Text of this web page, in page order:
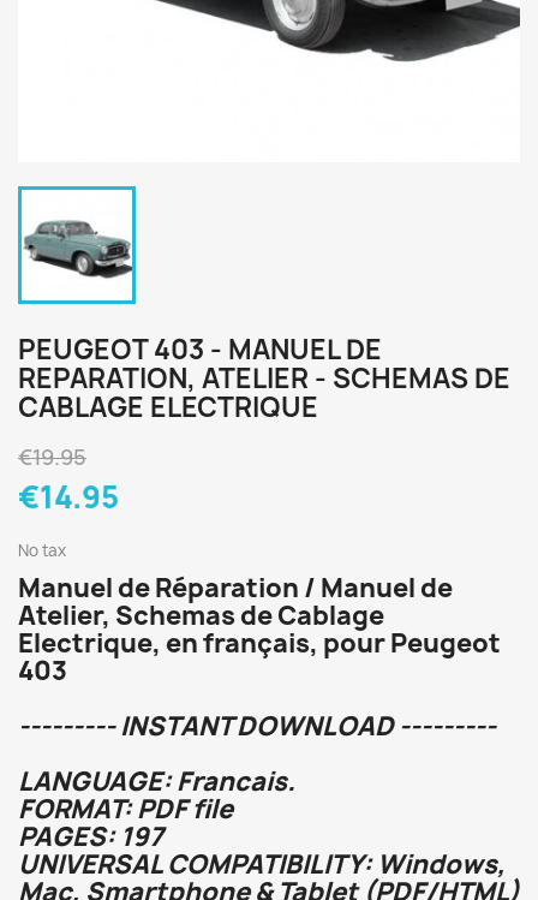
PEUGEOT 403 - MANUEL DE
REPARATION, ATELIER - SCHEMAS DE
CABLAGE ELECTRIQUE
€19.95
€14.95
No tax
Manuel de Réparation / Manuel de
Atelier, Schemas de Cablage
Electrique, en français, pour Peugeot
403
--------- INSTANT DOWNLOAD ---------
LANGUAGE: Francais.
FORMAT: PDF file
PAGES: 197
UNIVERSAL COMPATIBILITY: Windows,
Mac, Smartphone & Tablet (PDF/HTML)